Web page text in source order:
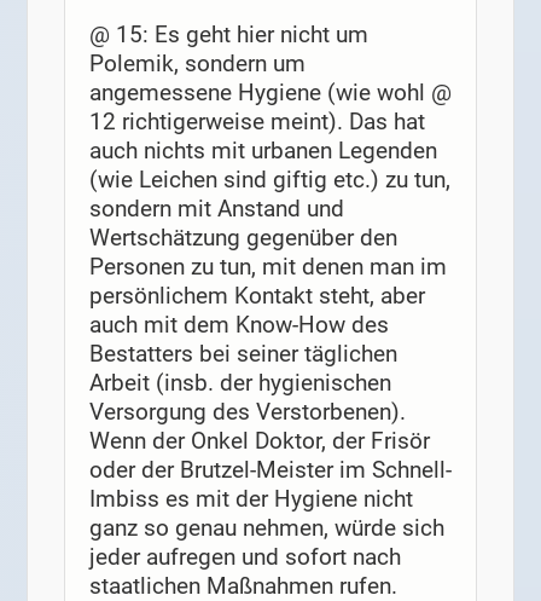
@ 15: Es geht hier nicht um
Polemik, sondern um
angemessene Hygiene (wie wohl @
12 richtigerweise meint). Das hat
auch nichts mit urbanen Legenden
(wie Leichen sind giftig etc.) zu tun,
sondern mit Anstand und
Wertschätzung gegenüber den
Personen zu tun, mit denen man im
persönlichem Kontakt steht, aber
auch mit dem Know-How des
Bestatters bei seiner täglichen
Arbeit (insb. der hygienischen
Versorgung des Verstorbenen).
Wenn der Onkel Doktor, der Frisör
oder der Brutzel-Meister im Schnell-
Imbiss es mit der Hygiene nicht
ganz so genau nehmen, würde sich
jeder aufregen und sofort nach
staatlichen Maßnahmen rufen.